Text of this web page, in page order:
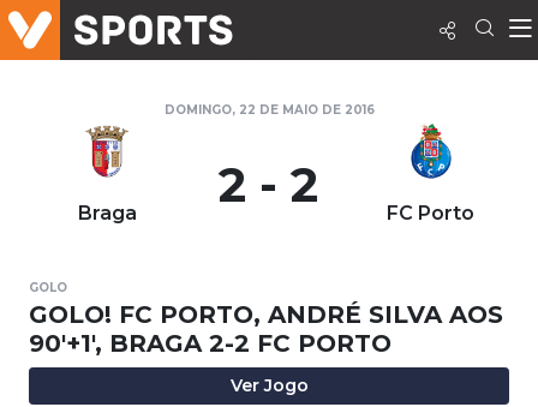
DOMINGO, 22 DE MAIO DE 2016
Braga 2 - 2 FC Porto
GOLO
GOLO! FC PORTO, ANDRÉ SILVA AOS
90'+1', BRAGA 2-2 FC PORTO
Ver Jogo